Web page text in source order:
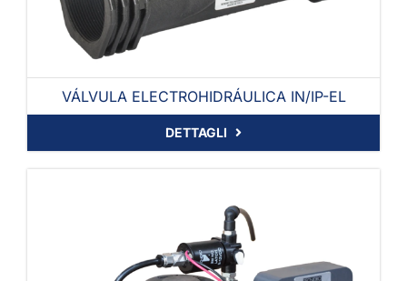
VÁLVULA ELECTROHIDRÁULICA IN/IP-EL
DETTAGLI